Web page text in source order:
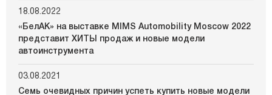
18.08.2022
«БелАК» на выставке MIMS Automobility Moscow 2022
представит ХИТЫ продаж и новые модели
автоинструмента
03.08.2021
Семь очевидных причин успеть купить новые модели